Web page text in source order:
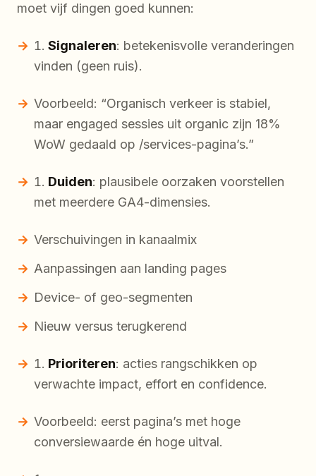
moet vijf dingen goed kunnen:
Signaleren: betekenisvolle veranderingen
vinden (geen ruis).
Voorbeeld: “Organisch verkeer is stabiel,
maar engaged sessies uit organic zijn 18%
WoW gedaald op /services-pagina’s.”
Duiden: plausibele oorzaken voorstellen
met meerdere GA4-dimensies.
Verschuivingen in kanaalmix
Aanpassingen aan landing pages
Device- of geo-segmenten
Nieuw versus terugkerend
Prioriteren: acties rangschikken op
verwachte impact, effort en confidence.
Voorbeeld: eerst pagina’s met hoge
conversiewaarde én hoge uitval.